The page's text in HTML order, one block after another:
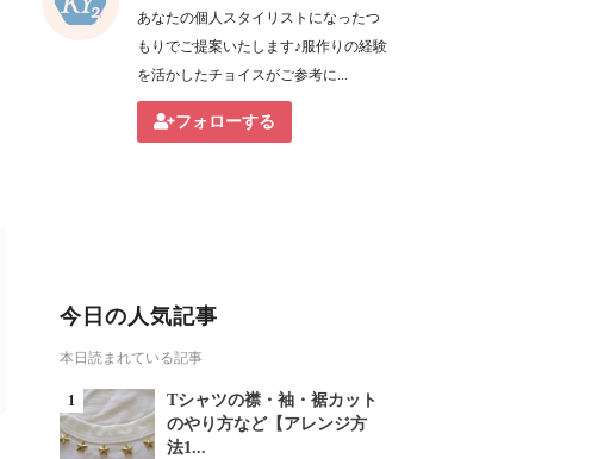
あなたの個人スタイリストになったつ
もりでご提案いたします♪服作りの経験
を活かしたチョイスがご参考に...
フォローする
今日の人気記事
本日読まれている記事
Tシャツの襟・袖・裾カット
のやり方など【アレンジ方
法1...